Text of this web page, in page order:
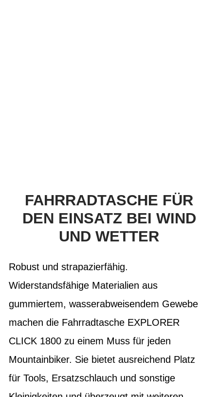
FAHRRADTASCHE FÜR
DEN EINSATZ BEI WIND
UND WETTER
Robust und strapazierfähig.
Widerstandsfähige Materialien aus
gummiertem, wasserabweisendem Gewebe
machen die Fahrradtasche EXPLORER
CLICK 1800 zu einem Muss für jeden
Mountainbiker. Sie bietet ausreichend Platz
für Tools, Ersatzschlauch und sonstige